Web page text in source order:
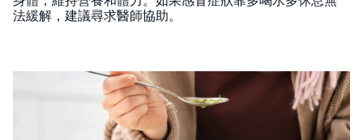
法緩解，建議尋求醫師協助。